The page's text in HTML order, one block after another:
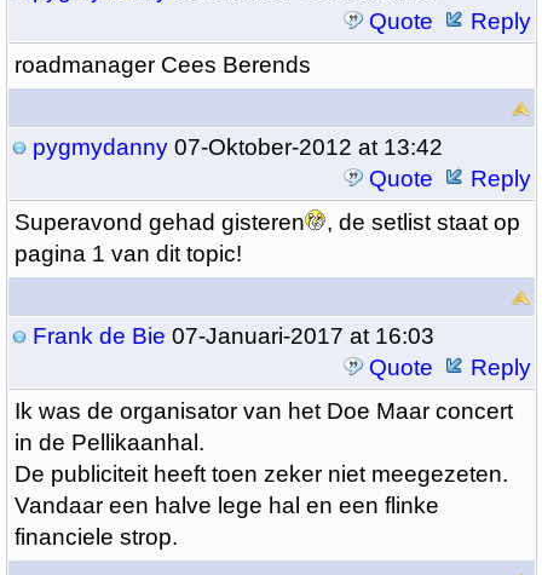
Quote
Reply
roadmanager Cees Berends
pygmydanny07-Oktober-2012 at 13:42
Quote
Reply
Superavond gehad gisteren
, de setlist staat op
pagina 1 van dit topic!
Frank de Bie 07-Januari-2017 at 16:03
Quote
Reply
Ik was de organisator van het Doe Maar concert
in de Pellikaanhal.
De publiciteit heeft toen zeker niet meegezeten.
Vandaar een halve lege hal en een flinke
financiele strop.